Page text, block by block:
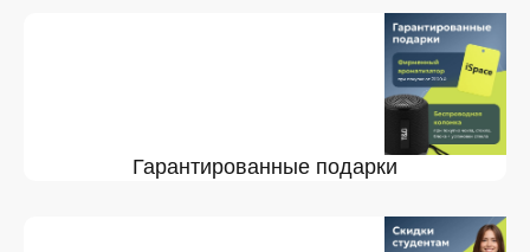
Гарантированные подарки